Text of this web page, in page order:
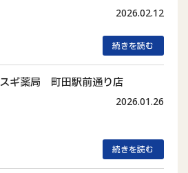
2026.02.12
続きを読む
スギ薬局 町田駅前通り店
2026.01.26
続きを読む